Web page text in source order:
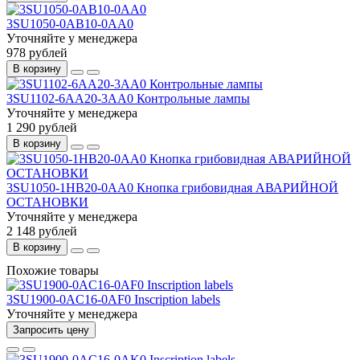
3SU1050-0AB10-0AA0
Уточняйте у менеджера
978 рублей
В корзину
3SU1102-6AA20-3AA0 Контрольные лампы
Уточняйте у менеджера
1 290 рублей
В корзину
3SU1050-1HB20-0AA0 Кнопка грибовидная АВАРИЙНОЙ
ОСТАНОВКИ
Уточняйте у менеджера
2 148 рублей
В корзину
Похожие товары
3SU1900-0AC16-0AF0 Inscription labels
Уточняйте у менеджера
Запросить цену